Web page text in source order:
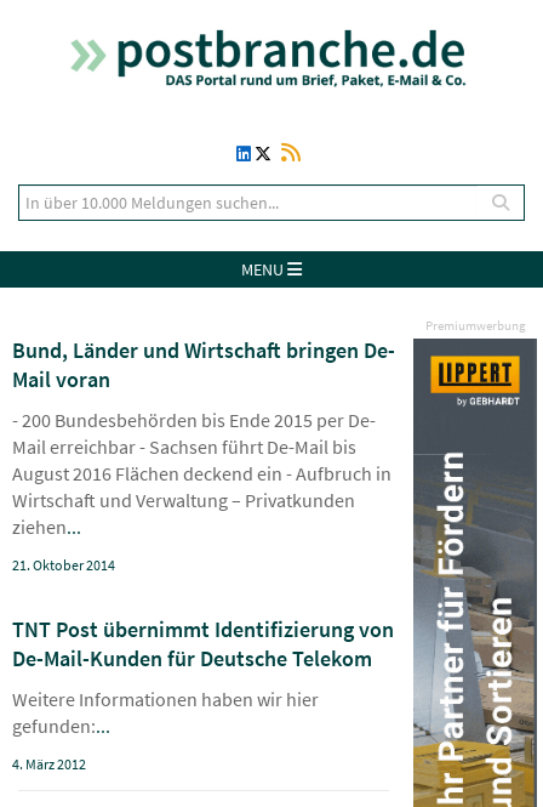
MENU
Premiumwerbung
Bund, Länder und Wirtschaft bringen De-
Mail voran
- 200 Bundesbehörden bis Ende 2015 per De-
Mail erreichbar - Sachsen führt De-Mail bis
August 2016 Flächen deckend ein - Aufbruch in
Wirtschaft und Verwaltung – Privatkunden
ziehen...
21. Oktober 2014
TNT Post übernimmt Identifizierung von
De-Mail-Kunden für Deutsche Telekom
Weitere Informationen haben wir hier
gefunden:...
4. März 2012